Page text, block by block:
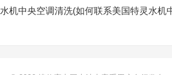
机中央空调清洗(如何联系美国特灵水机